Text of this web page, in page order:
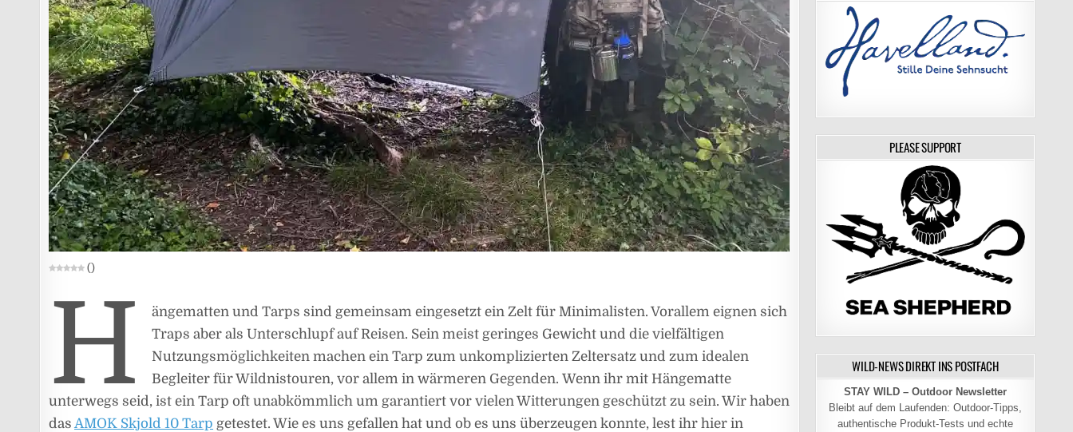
()
H
ängematten und Tarps sind gemeinsam eingesetzt ein Zelt für Minimalisten. Vorallem eignen sich
Traps aber als Unterschlupf auf Reisen. Sein meist geringes Gewicht und die vielfältigen
Nutzungsmöglichkeiten machen ein Tarp zum unkomplizierten Zeltersatz und zum idealen
Begleiter für Wildnistouren, vor allem in wärmeren Gegenden. Wenn ihr mit Hängematte
unterwegs seid, ist ein Tarp oft unabkömmlich um garantiert vor vielen Witterungen geschützt zu sein. Wir haben
dasAMOK Skjold 10 Tarp getestet. Wie es uns gefallen hat und ob es uns überzeugen konnte, lest ihr hier in
PLEASE SUPPORT
WILD-NEWS DIREKT INS POSTFACH
STAY WILD – Outdoor Newsletter
Bleibt auf dem Laufenden: Outdoor-Tipps,
authentische Produkt-Tests und echte